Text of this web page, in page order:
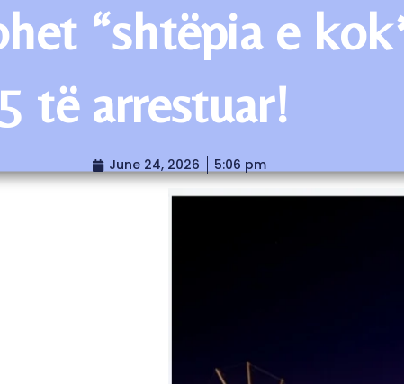
“shtëpia e
të arrestuar!
June 24, 2026 5:06 pm